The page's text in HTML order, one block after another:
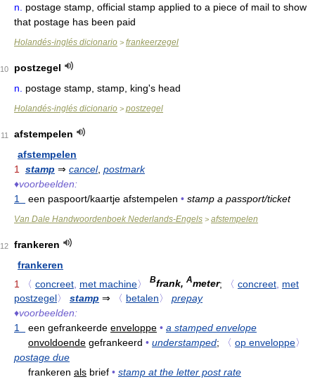
n.
postage stamp, official stamp applied to a piece of mail to show
that postage has been paid
Holandés-inglés dicionario > frankeerzegel
10
postzegel
n.
postage stamp, stamp, king's head
Holandés-inglés dicionario > postzegel
11
afstempelen
afstempelen
1
stamp ⇒ cancel, postmark
♦voorbeelden:
1
een paspoort/kaartje afstempelen • stamp a passport/ticket
Van Dale Handwoordenboek Nederlands-Engels > afstempelen
12
frankeren
frankeren
1
〈 concreet met machine〉 Bfrank, Ameter; 〈 concreet met
postzegel〉 stamp ⇒ 〈 betalen〉
prepay
♦voorbeelden:
1
een gefrankeerde enveloppe • a stamped envelope
onvoldoende gefrankeerd • understamped; 〈 op enveloppe〉
postage due
frankeren als brief • stamp at the letter post rate